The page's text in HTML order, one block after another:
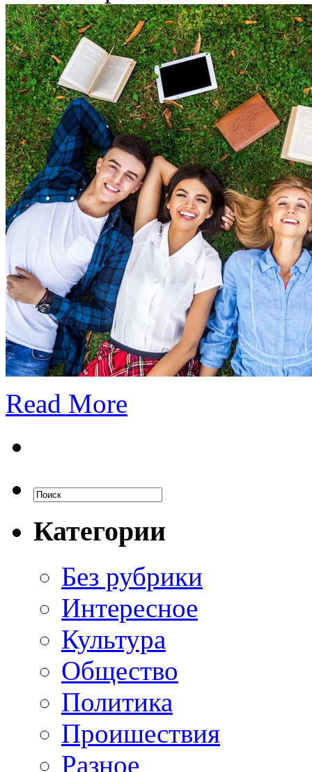
Read More
Категории
Без рубрики
Интересное
Культура
Общество
Политика
Проишествия
Разное